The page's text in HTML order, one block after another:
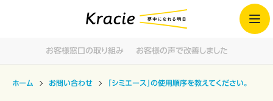
お客様窓口の取り組み お客様の声で改善しました
ホーム お問い合わせ 「シミエース」の使用順序を教えてください。